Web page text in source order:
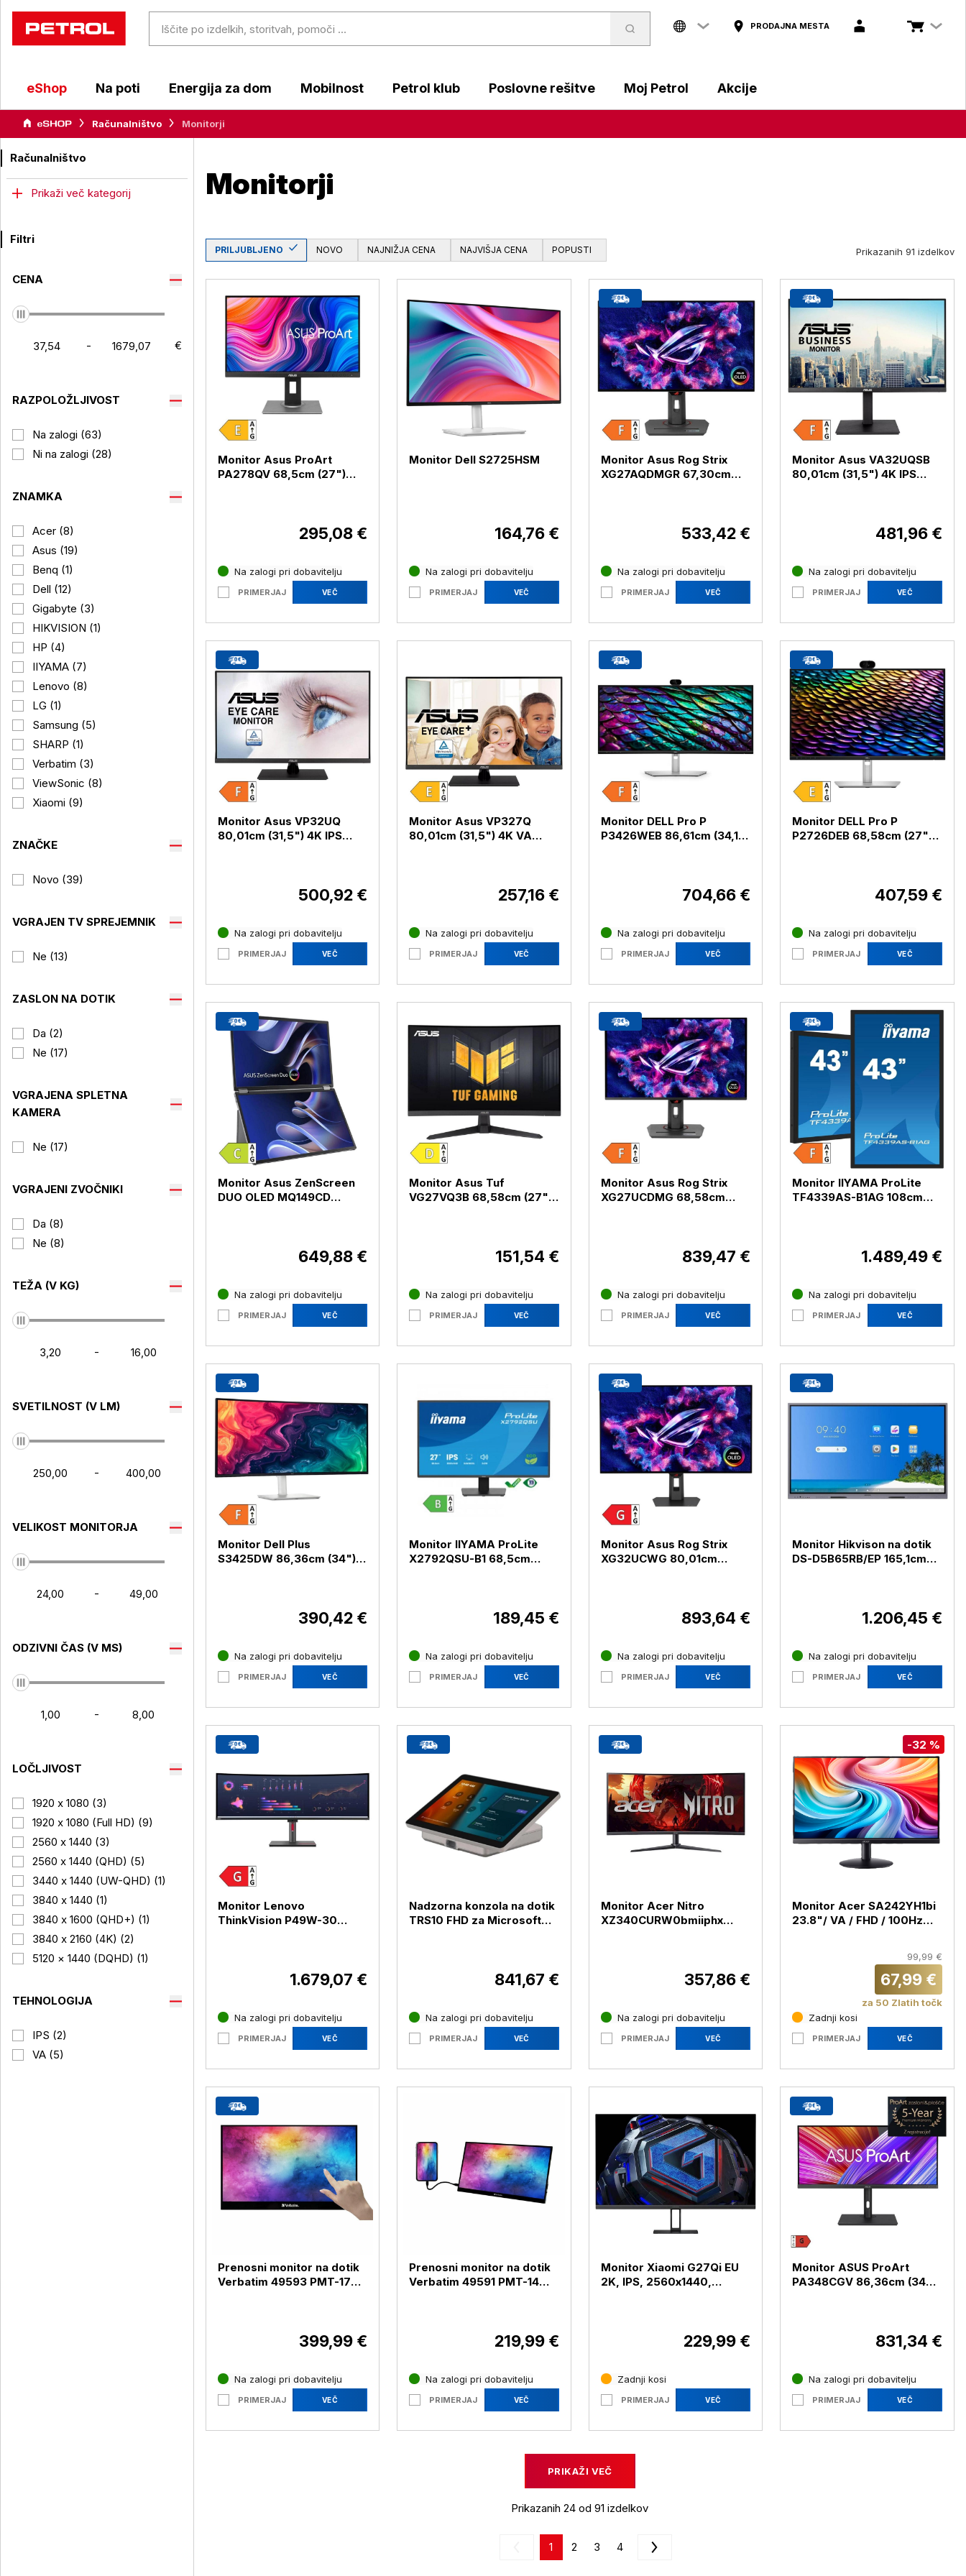
PRODAJNA MESTA
eShop Na poti Energija za dom Mobilnost Petrol klub Poslovne rešitve Moj Petrol Akcije
Računalništvo Monitorji
Računalništvo
Prikaži več kategorij
Filtri
CENA
- €
RAZPOLOŽLJIVOST
Na zalogi (63)
Ni na zalogi (28)
ZNAMKA
Acer (8)
Asus (19)
Benq (1)
Dell (12)
Gigabyte (3)
HIKVISION (1)
HP (4)
IIYAMA (7)
Lenovo (8)
LG (1)
Samsung (5)
SHARP (1)
Verbatim (3)
ViewSonic (8)
Xiaomi (9)
ZNAČKE
Novo (39)
VGRAJEN TV SPREJEMNIK
Ne (13)
ZASLON NA DOTIK
Da (2)
Ne (17)
VGRAJENA SPLETNA
KAMERA
Ne (17)
VGRAJENI ZVOČNIKI
Da (8)
Ne (8)
TEŽA (V KG)
-
SVETILNOST (V LM)
-
VELIKOST MONITORJA
-
ODZIVNI ČAS (V MS)
-
LOČLJIVOST
1920 x 1080 (3)
1920 x 1080 (Full HD) (9)
2560 x 1440 (3)
2560 x 1440 (QHD) (5)
3440 x 1440 (UW-QHD) (1)
3840 x 1440 (1)
3840 x 1600 (QHD+) (1)
3840 x 2160 (4K) (2)
5120 × 1440 (DQHD) (1)
TEHNOLOGIJA
IPS (2)
VA (5)
Monitorji
PRILJUBLJENO NOVO NAJNIŽJA CENA NAJVIŠJA CENA POPUSTI Prikazanih 91 izdelkov
Monitor Asus ProArt
PA278QV 68,5cm (27")
295,08 €
Na zalogi pri dobavitelju
PRIMERJAJ VEČ
Monitor Dell S2725HSM
164,76 €
Na zalogi pri dobavitelju
PRIMERJAJ VEČ
Monitor Asus Rog Strix
XG27AQDMGR 67,30cm
533,42 €
Na zalogi pri dobavitelju
PRIMERJAJ VEČ
Monitor Asus VA32UQSB
80,01cm (31,5") 4K IPS
481,96 €
Na zalogi pri dobavitelju
PRIMERJAJ VEČ
Monitor Asus VP32UQ
80,01cm (31,5") 4K IPS
500,92 €
Na zalogi pri dobavitelju
PRIMERJAJ VEČ
Monitor Asus VP327Q
80,01cm (31,5") 4K VA
257,16 €
Na zalogi pri dobavitelju
PRIMERJAJ VEČ
Monitor DELL Pro P
P3426WEB 86,61cm (34,1")
704,66 €
Na zalogi pri dobavitelju
PRIMERJAJ VEČ
Monitor DELL Pro P
P2726DEB 68,58cm (27")
407,59 €
Na zalogi pri dobavitelju
PRIMERJAJ VEČ
Monitor Asus ZenScreen
DUO OLED MQ149CD
649,88 €
Na zalogi pri dobavitelju
PRIMERJAJ VEČ
Monitor Asus Tuf
VG27VQ3B 68,58cm (27")
151,54 €
Na zalogi pri dobavitelju
PRIMERJAJ VEČ
Monitor Asus Rog Strix
XG27UCDMG 68,58cm
839,47 €
Na zalogi pri dobavitelju
PRIMERJAJ VEČ
Monitor IIYAMA ProLite
TF4339AS-B1AG 108cm
1.489,49 €
Na zalogi pri dobavitelju
PRIMERJAJ VEČ
Monitor Dell Plus
S3425DW 86,36cm (34")
390,42 €
Na zalogi pri dobavitelju
PRIMERJAJ VEČ
Monitor IIYAMA ProLite
X2792QSU-B1 68,5cm
189,45 €
Na zalogi pri dobavitelju
PRIMERJAJ VEČ
Monitor Asus Rog Strix
XG32UCWG 80,01cm
893,64 €
Na zalogi pri dobavitelju
PRIMERJAJ VEČ
Monitor Hikvison na dotik
DS-D5B65RB/EP 165,1cm
1.206,45 €
Na zalogi pri dobavitelju
PRIMERJAJ VEČ
Monitor Lenovo
ThinkVision P49W-30
1.679,07 €
Na zalogi pri dobavitelju
PRIMERJAJ VEČ
Nadzorna konzola na dotik
TRS10 FHD za Microsoft
841,67 €
Na zalogi pri dobavitelju
PRIMERJAJ VEČ
Monitor Acer Nitro
XZ340CURW0bmiiphx
357,86 €
Na zalogi pri dobavitelju
PRIMERJAJ VEČ
-32 %
Monitor Acer SA242YH1bi
23.8"/ VA / FHD / 100Hz
99,99 €
67,99 €
za 50 Zlatih točk
Zadnji kosi
PRIMERJAJ VEČ
Prenosni monitor na dotik
Verbatim 49593 PMT-17
399,99 €
Na zalogi pri dobavitelju
PRIMERJAJ VEČ
Prenosni monitor na dotik
Verbatim 49591 PMT-14
219,99 €
Na zalogi pri dobavitelju
PRIMERJAJ VEČ
Monitor Xiaomi G27Qi EU
2K, IPS, 2560x1440,
229,99 €
Zadnji kosi
PRIMERJAJ VEČ
Monitor ASUS ProArt
PA348CGV 86,36cm (34")
831,34 €
Na zalogi pri dobavitelju
PRIMERJAJ VEČ
PRIKAŽI VEČ
Prikazanih 24 od 91 izdelkov
1 2 3 4